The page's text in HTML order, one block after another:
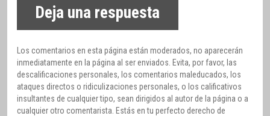
Deja una respuesta
Los comentarios en esta página están moderados, no aparecerán
inmediatamente en la página al ser enviados. Evita, por favor, las
descalificaciones personales, los comentarios maleducados, los
ataques directos o ridiculizaciones personales, o los calificativos
insultantes de cualquier tipo, sean dirigidos al autor de la página o a
cualquier otro comentarista. Estás en tu perfecto derecho de